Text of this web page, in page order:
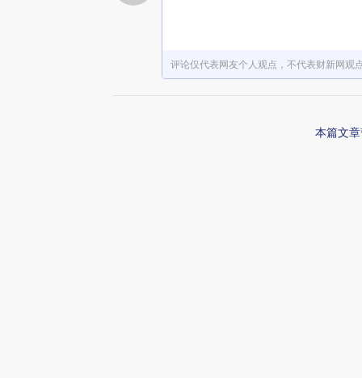
评论仅代表网友个人观点，不代表财新网观
本篇文